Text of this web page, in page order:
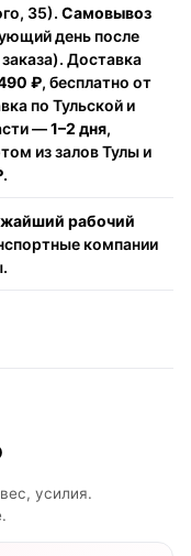
35). Самовывоз
день после
Доставка
₽, бесплатно от
по Тульской и
—1–2 дня,
из залов Тулы и
.
рабочий
компании
усилия.